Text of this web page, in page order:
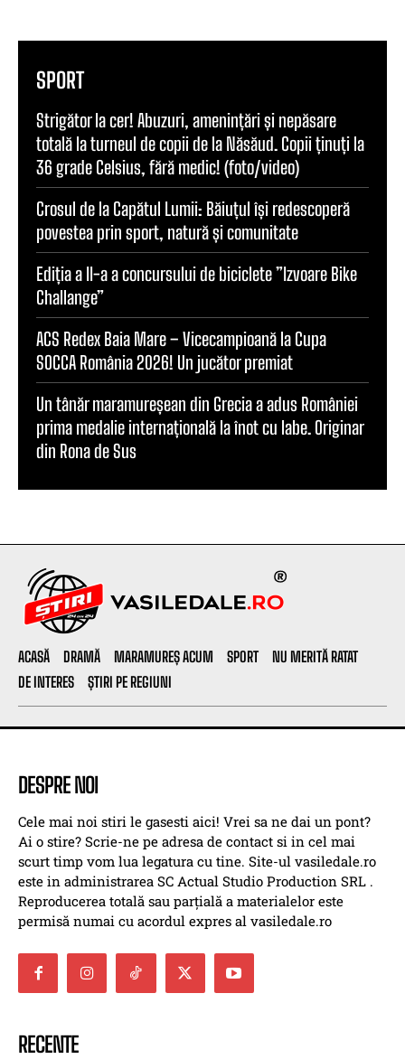
SPORT
Strigător la cer! Abuzuri, amenințări și nepăsare
totală la turneul de copii de la Năsăud. Copii ținuți la
36 grade Celsius, fără medic! (foto/video)
Crosul de la Capătul Lumii: Băiuțul își redescoperă
povestea prin sport, natură și comunitate
Ediția a II-a a concursului de biciclete ”Izvoare Bike
Challange”
ACS Redex Baia Mare – Vicecampioană la Cupa
SOCCA România 2026! Un jucător premiat
Un tânăr maramureșean din Grecia a adus României
prima medalie internațională la înot cu labe. Originar
din Rona de Sus
ACASĂ DRAMĂ MARAMUREȘ ACUM SPORT
NU MERITĂ RATAT
DE INTERES
ȘTIRI PE REGIUNI
DESPRE NOI
Cele mai noi stiri le gasesti aici! Vrei sa ne dai un pont?
Ai o stire? Scrie-ne pe adresa de contact si in cel mai
scurt timp vom lua legatura cu tine. Site-ul vasiledale.ro
este in administrarea SC Actual Studio Production SRL .
Reproducerea totală sau parțială a materialelor este
permisă numai cu acordul expres al vasiledale.ro
RECENTE